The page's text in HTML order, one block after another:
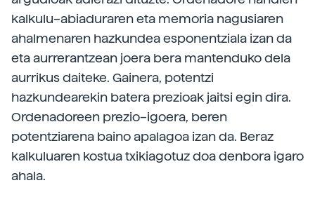
kalkulu–abiaduraren eta memoria nagusiaren
ahalmenaren hazkundea esponentziala izan da
eta aurrerantzean joera bera mantenduko dela
aurrikus daiteke. Gainera, potentzi
hazkundearekin batera prezioak jaitsi egin dira.
Ordenadoreen prezio–igoera, beren
potentziarena baino apalagoa izan da. Beraz
kalkuluaren kostua txikiagotuz doa denbora igaro
ahala.